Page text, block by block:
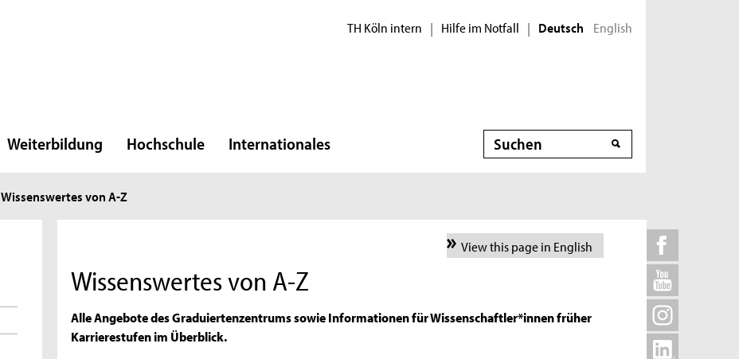
TH Köln intern | Hilfe im Notfall | Deutsch English
Weiterbildung Hochschule Internationales Suche
Wissenswertes von A-Z
View this page in English
Wissenswertes von A-Z
Alle Angebote des Graduiertenzentrums sowie Informationen für Wissenschaftler*innen früher
Karrierestufen im Überblick.